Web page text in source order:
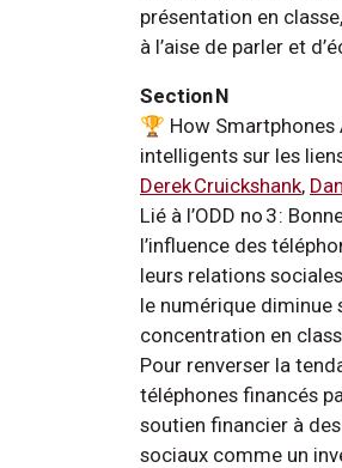
présentation en
à l’aise de parler et
Section N
🏆 How Smartphones
intelligents sur les
Derek Cruickshank,
Lié à l’ODD no 3 :
l’influence des
leurs relations
le numérique diminue
concentration en
Pour renverser la
téléphones financés
soutien financier à
sociaux comme un